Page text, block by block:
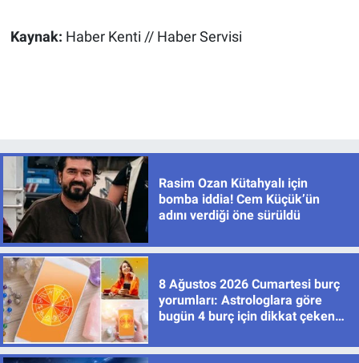
Kaynak: Haber Kenti // Haber Servisi
Rasim Ozan Kütahyalı için
bomba iddia! Cem Küçük’ün
adını verdiği öne sürüldü
8 Ağustos 2026 Cumartesi burç
yorumları: Astrologlara göre
bugün 4 burç için dikkat çeken